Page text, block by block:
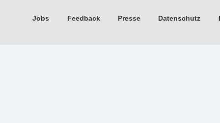
Jobs Feedback Presse Datenschutz